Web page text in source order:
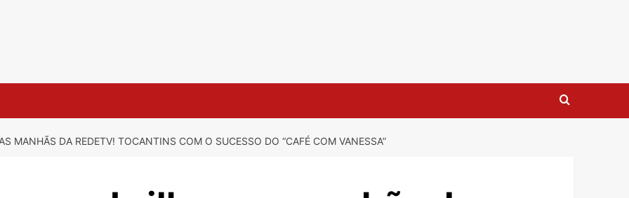
MANHÃS DA REDETV! TOCANTINS COM O SUCESSO DO “CAFÉ COM VANESSA”